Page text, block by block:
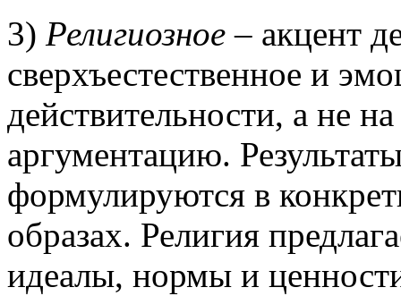
3) Религиозное – акцент
сверхъестественное и
действительности, а не
аргументацию.
формулируются в
образах. Религия
идеалы, нормы и